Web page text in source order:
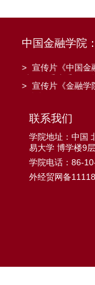
中国金融学院
> 宣传片《中国金
> 宣传片《金融学
联系我们
学院地址：中国
易大学 博学楼9层
学院电话：86-
外经贸网备